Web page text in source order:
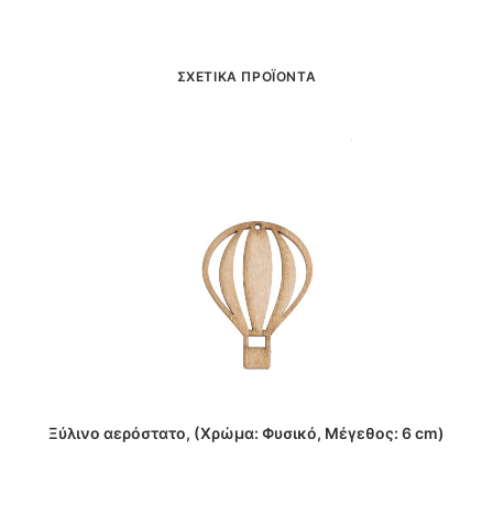
ΣΧΕΤΙΚΑ ΠΡΟΪΟΝΤΑ
ΔΙΑΒΑΣΤΕ ΠΕΡΙΣΣΟΤΕΡΑ
Ξύλινο αερόστατο, (Χρώμα: Φυσικό, Μέγεθος: 6 cm)